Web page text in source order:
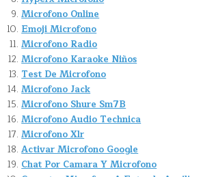
Microfono Online
Emoji Microfono
Microfono Radio
Microfono Karaoke Niños
Test De Microfono
Microfono Jack
Microfono Shure Sm7B
Microfono Audio Technica
Microfono Xlr
Activar Microfono Google
Chat Por Camara Y Microfono